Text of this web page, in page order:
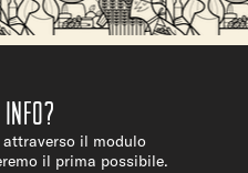
il modulo
il prima possibile.